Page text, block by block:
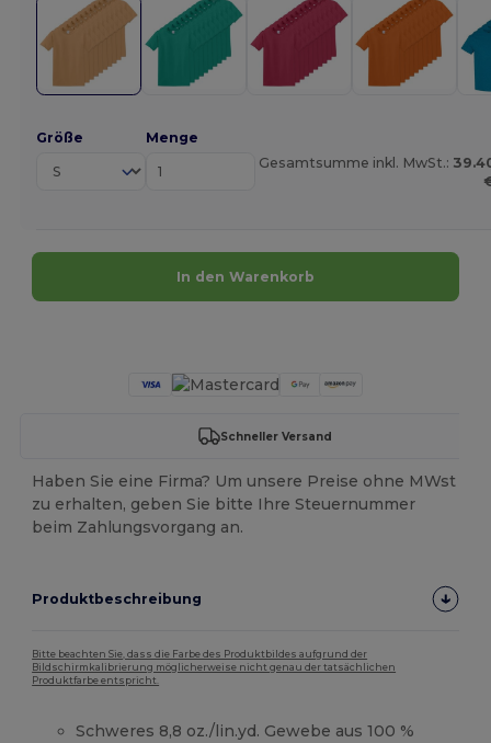
Größe
Menge
Gesamtsumme inkl. MwSt.:
In den Warenkorb
Schneller Versand
Haben Sie eine Firma? Um unsere Preise ohne MWst
zu erhalten, geben Sie bitte Ihre Steuernummer
beim Zahlungsvorgang an.
Produktbeschreibung
Bitte beachten Sie, dass die Farbe des Produktbildes aufgrund der
Bildschirmkalibrierung möglicherweise nicht genau der tatsächlichen
Produktfarbe entspricht.
Schweres 8,8 oz./lin.yd. Gewebe aus 100 %